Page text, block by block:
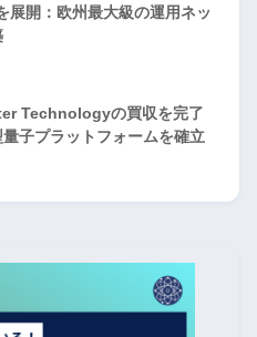
展開：欧州最大級の運用ネッ
Technologyの買収を完了
量子プラットフォームを確立